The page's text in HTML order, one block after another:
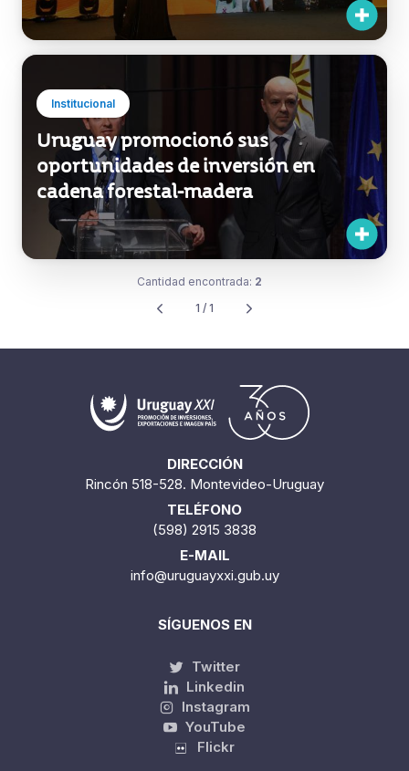
Institucional
Uruguay promocionó sus
oportunidades de inversión en
cadena forestal-madera
Cantidad encontrada: 2
1 / 1
DIRECCIÓN
Rincón 518-528. Montevideo-Uruguay
TELÉFONO
(598) 2915 3838
E-MAIL
info@uruguayxxi.gub.uy
SÍGUENOS EN
Twitter
Linkedin
Instagram
YouTube
Flickr